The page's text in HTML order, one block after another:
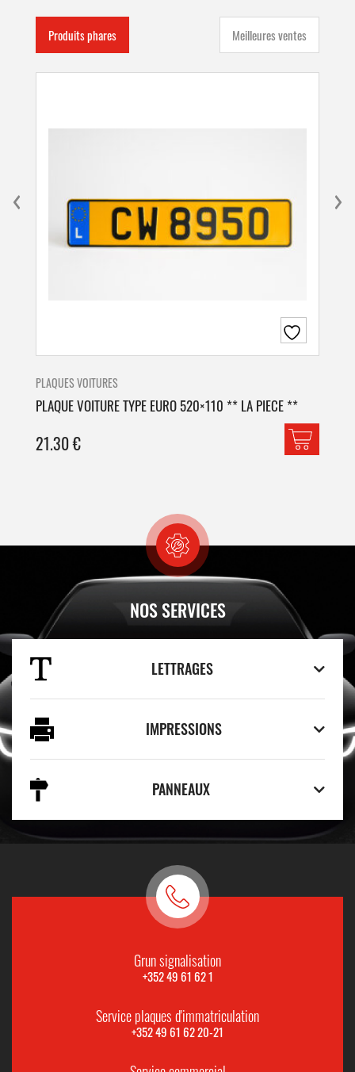
Produits phares Meilleures ventes
PLAQUES VOITURES
PLAQUE VOITURE TYPE EURO 520×110 ** LA PIECE **
21.30€
NOS SERVICES
LETTRAGES
IMPRESSIONS
PANNEAUX
Grun signalisation
+352 49 61 62 1
Service plaques d'immatriculation
+352 49 61 62 20-21